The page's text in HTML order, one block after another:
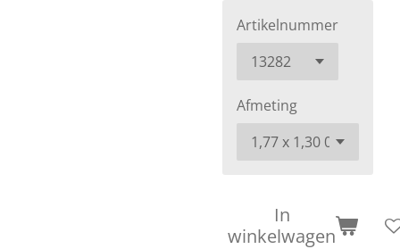
Artikelnummer
Afmeting
In
winkelwagen